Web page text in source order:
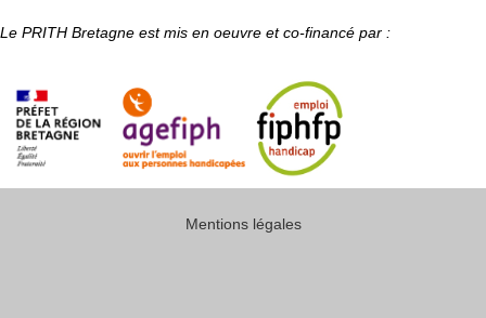
Le PRITH Bretagne est mis en oeuvre et co-financé par :
Mentions légales